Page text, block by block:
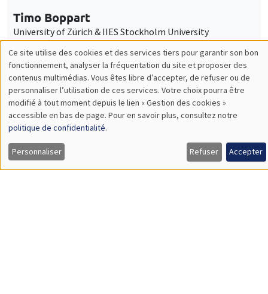
Timo Boppart
University of Zürich & IIES Stockholm University
Idea Rents and Firm Growth
SÉMINAIRES THÉMATIQUES
DEVELOPMENT AND POLITICAL ECONOMY SEMINAR
Vendredi 23 mai 2025
11:00 à 12:15